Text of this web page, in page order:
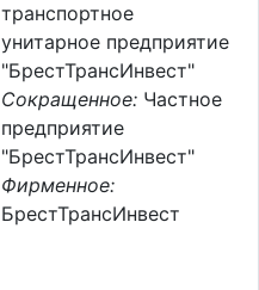
транспортное
унитарное предприятие
"БрестТрансИнвест"
Сокращенное: Частное
предприятие
"БрестТрансИнвест"
Фирменное:
БрестТрансИнвест